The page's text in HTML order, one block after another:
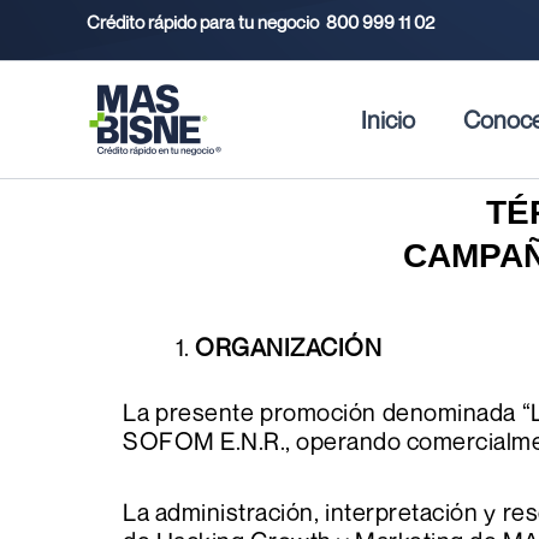
Crédito rápido para tu negocio 800 999 11 02
Inicio
ORGANIZACIÓN
La presente promoción denominada
SOFOM E.N.R., operando
La administración, interpretación y